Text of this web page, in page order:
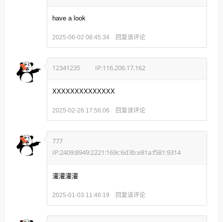
have a look
2025-06-02 08:45:34 回复该评论
12341235 IP:116.206.17.162
XXXXXXXXXXXXXX
2025-02-26 17:56:06 回复该评论
777
IP:2409:8949:2221:169c:6d3b:e81a:f581:9314
灌灌灌灌
2025-01-03 11:46:19 回复该评论